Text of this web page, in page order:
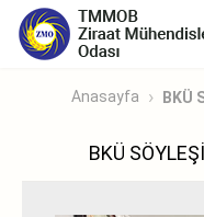
Anasayfa BKÜ
BKÜ